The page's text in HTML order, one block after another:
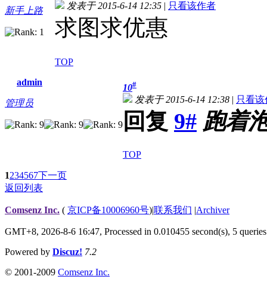
新手上路 发表于 2015-6-14 12:35 | 只看该作者
求图求优惠
TOP
admin
管理员
10#
发表于 2015-6-14 12:38 | 只看该
回复 9# 跑着
TOP
1234567下一页
返回列表
Comsenz Inc. ( 京ICP备10006960号)|联系我们 |Archiver
GMT+8, 2026-8-6 16:47, Processed in 0.010455 second(s), 5 queries
Powered by Discuz! 7.2
© 2001-2009 Comsenz Inc.